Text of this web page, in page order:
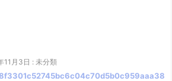
11月3日 : 未分類